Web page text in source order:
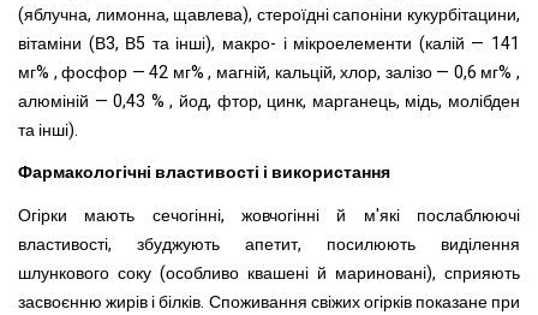
(яблучна, лимонна, щавлева), стероїдні сапоніни кукурбітацини,
вітаміни (В3, В5 та інші), макро- і мікроелементи (калій — 141
мг% , фосфор — 42 мг% , магній, кальцій, хлор, залізо — 0,6 мг% ,
алюміній — 0,43 % , йод, фтор, цинк, марганець, мідь, молібден
та інші).
Фармакологічні властивості і використання
Огірки мають сечогінні, жовчогінні й м'які послаблюючі
властивості, збуджують апетит, посилюють виділення
шлункового соку (особливо квашені й мариновані), сприяють
засвоєнню жирів і білків. Споживання свіжих огірків показане при